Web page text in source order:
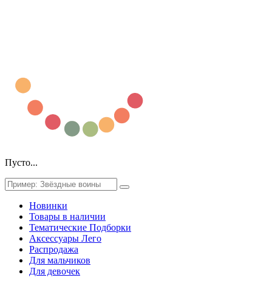
Пусто...
Новинки
Товары в наличии
Тематические Подборки
Аксессуары Лего
Распродажа
Для мальчиков
Для девочек